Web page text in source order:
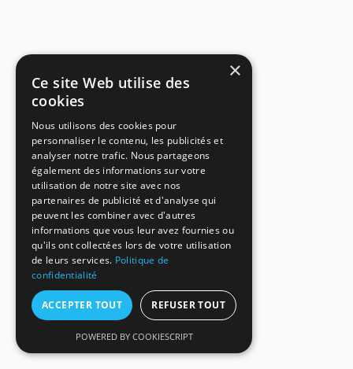
×
Ce site Web utilise des
cookies
Nous utilisons des cookies pour
personnaliser le contenu, les publicités et
analyser notre trafic. Nous partageons
également des informations sur votre
utilisation de notre site avec nos
partenaires de publicité et d'analyse qui
peuvent les combiner avec d'autres
informations que vous leur avez fournies ou
qu'ils ont collectées lors de votre utilisation
de leurs services. Politique de
confidentialité
ACCEPTER TOUT REFUSER TOUT
POWERED BY COOKIESCRIPT